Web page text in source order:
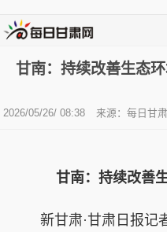
甘南：持续改善生态环
2026/05/26/ 08:38 来源：每日甘
甘南：持续改善
新甘肃·甘肃日报记